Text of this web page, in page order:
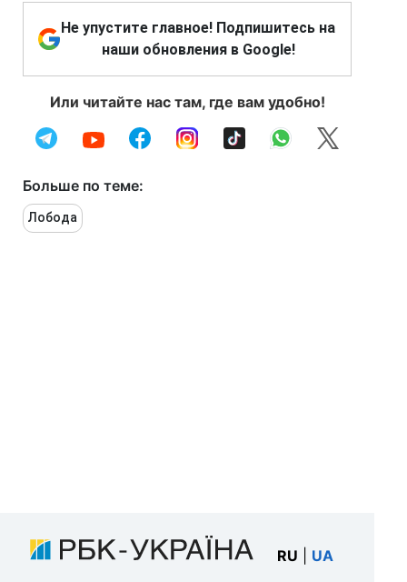
Не упустите главное! Подпишитесь на
наши обновления в Google!
Или читайте нас там, где вам удобно!
Больше по теме:
Лобода
RU UA